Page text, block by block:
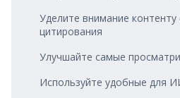
Уделите внимание
цитирования
Улучшайте самые
Используйте удобные для